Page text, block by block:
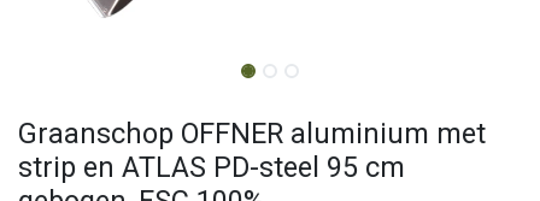
Graanschop OFFNER aluminium met
strip en ATLAS PD-steel 95 cm